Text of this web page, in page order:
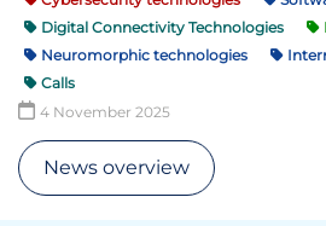
Digital Connectivity Technologies
Neuromorphic technologies
Calls
4 November 2025
News overview